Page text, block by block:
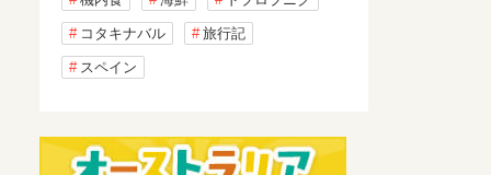
コタキナバル 旅行記
スペイン